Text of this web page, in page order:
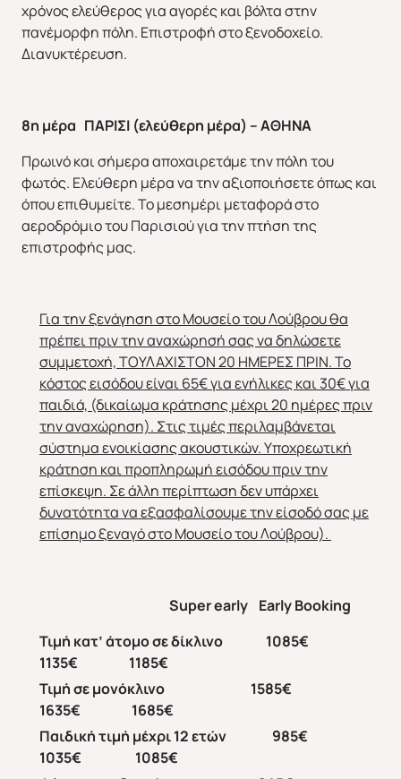
χρόνος ελεύθερος για αγορές και βόλτα στην
πανέμορφη πόλη. Επιστροφή στο ξενοδοχείο.
Διανυκτέρευση.
8η μέρα ΠΑΡΙΣΙ (ελεύθερη μέρα) – ΑΘΗΝΑ
Πρωινό και σήμερα αποχαιρετάμε την πόλη του
φωτός. Ελεύθερη μέρα να την αξιοποιήσετε όπως και
όπου επιθυμείτε. Το μεσημέρι μεταφορά στο
αεροδρόμιο του Παρισιού για την πτήση της
επιστροφής μας.
Για την ξενάγηση στο Μουσείο του Λούβρου θα
πρέπει πριν την αναχώρησή σας να δηλώσετε
συμμετοχή, ΤΟΥΛΑΧΙΣΤΟΝ 20 ΗΜΕΡΕΣ ΠΡΙΝ. Το
κόστος εισόδου είναι 65€ για ενήλικες και 30€ για
παιδιά, (δικαίωμα κράτησης μέχρι 20 ημέρες πριν
την αναχώρηση). Στις τιμές περιλαμβάνεται
σύστημα ενοικίασης ακουστικών. Υποχρεωτική
κράτηση και προπληρωμή εισόδου πριν την
επίσκεψη. Σε άλλη περίπτωση δεν υπάρχει
δυνατότητα να εξασφαλίσουμε την είσοδό σας με
επίσημο ξεναγό στο Μουσείο του Λούβρου).
Super early EarlyBooking
Τιμή κατ’ άτομο σε δίκλινο 1085€
1135€ 1185€
Τιμή σε μονόκλινο 1585€
1635€ 1685€
Παιδική τιμή μέχρι 12 ετών 985€
1035€ 1085€